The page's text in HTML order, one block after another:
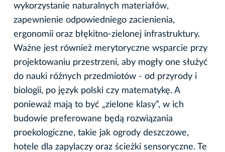
wykorzystanie naturalnych materiałów,
zapewnienie odpowiedniego zacienienia,
ergonomii oraz błękitno-zielonej infrastruktury.
Ważne jest również merytoryczne wsparcie przy
projektowaniu przestrzeni, aby mogły one służyć
do nauki różnych przedmiotów - od przyrody i
biologii, po język polski czy matematykę. A
ponieważ mają to być „zielone klasy”, w ich
budowie preferowane będą rozwiązania
proekologiczne, takie jak ogrody deszczowe,
hotele dla zapylaczy oraz ścieżki sensoryczne. Te